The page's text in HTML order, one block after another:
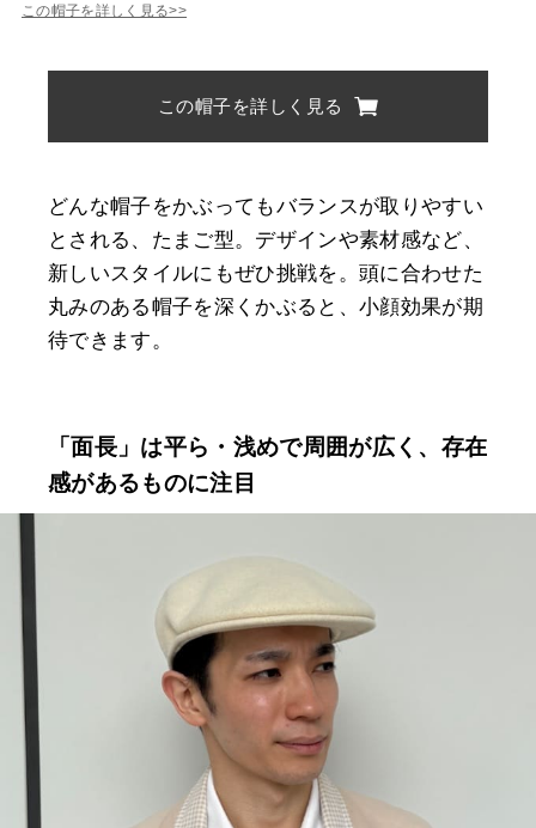
この帽子を詳しく見る>>
この帽子を詳しく見る
どんな帽子をかぶってもバランスが取りやすい
とされる、たまご型。デザインや素材感など、
新しいスタイルにもぜひ挑戦を。頭に合わせた
丸みのある帽子を深くかぶると、小顔効果が期
待できます。
「面長」は平ら・浅めで周囲が広く、存在
感があるものに注目